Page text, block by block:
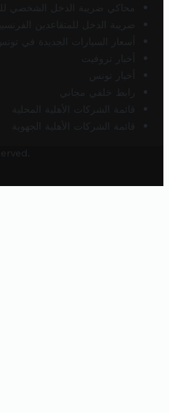
محاكي ضريبة الدخل الشخصي
ضريبة الدخل للمتقاعدين
أسعار السيارات الجديدة في تونس
أخبار تروفيت
أخبار تونس
رابط خلفي مجاني
قائمة الشركات الأهلية المحلية
قائمة الشركات الأهلية الجهوية